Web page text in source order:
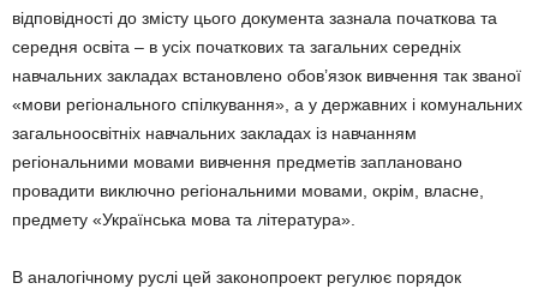
відповідності до змісту цього документа зазнала початкова та
середня освіта – в усіх початкових та загальних середніх
навчальних закладах встановлено обов’язок вивчення так званої
«мови регіонального спілкування», а у державних і комунальних
загальноосвітніх навчальних закладах із навчанням
регіональними мовами вивчення предметів заплановано
провадити виключно регіональними мовами, окрім, власне,
предмету «Українська мова та література».
В аналогічному руслі цей законопроект регулює порядок